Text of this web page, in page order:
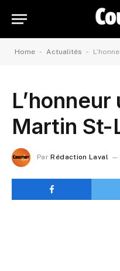
Home - Actualités -
Martin St-
Par Rédaction Laval